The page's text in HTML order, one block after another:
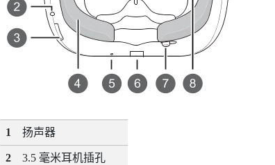
1 扬声器
2 3.5 毫米耳机插孔